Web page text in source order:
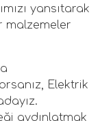
yansıtarak
malzemeler
Elektrik
aydınlatmak